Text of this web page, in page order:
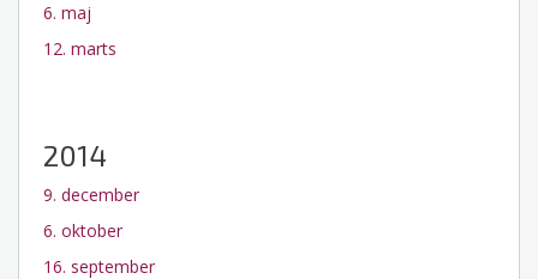
6. maj
12. marts
2014
9. december
6. oktober
16. september